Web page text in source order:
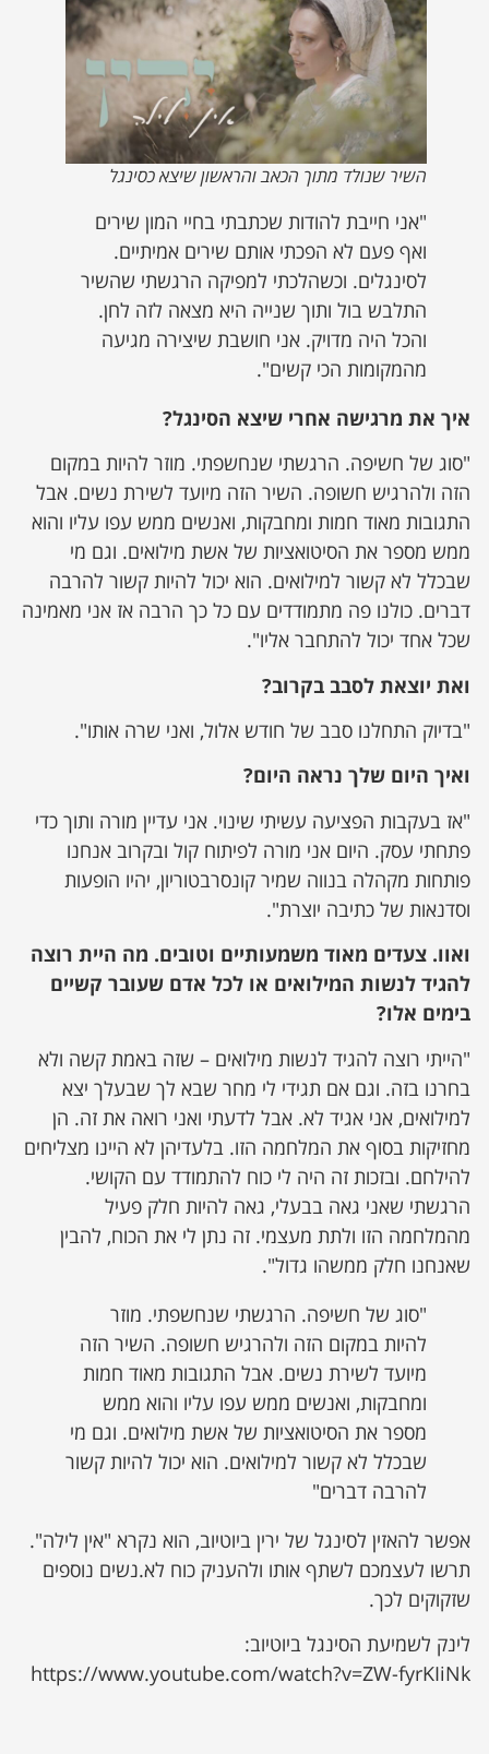
השיר שנולד מתוך הכאב והראשון שיצא כסינגל
"אני חייבת להודות שכתבתי בחיי המון שירים
ואף פעם לא הפכתי אותם שירים אמיתיים.
לסינגלים. וכשהלכתי למפיקה הרגשתי שהשיר
התלבש בול ותוך שנייה היא מצאה לזה לחן.
והכל היה מדויק. אני חושבת שיצירה מגיעה
מהמקומות הכי קשים".
איך את מרגישה אחרי שיצא הסינגל?
"סוג של חשיפה. הרגשתי שנחשפתי. מוזר להיות במקום
הזה ולהרגיש חשופה. השיר הזה מיועד לשירת נשים. אבל
התגובות מאוד חמות ומחבקות, ואנשים ממש עפו עליו והוא
ממש מספר את הסיטואציות של אשת מילואים. וגם מי
שבכלל לא קשור למילואים. הוא יכול להיות קשור להרבה
דברים. כולנו פה מתמודדים עם כל כך הרבה אז אני מאמינה
שכל אחד יכול להתחבר אליו".
ואת יוצאת לסבב בקרוב?
"בדיוק התחלנו סבב של חודש אלול, ואני שרה אותו".
ואיך היום שלך נראה היום?
"אז בעקבות הפציעה עשיתי שינוי. אני עדיין מורה ותוך כדי
פתחתי עסק. היום אני מורה לפיתוח קול ובקרוב אנחנו
פותחות מקהלה בנווה שמיר קונסרבטוריון, יהיו הופעות
וסדנאות של כתיבה יוצרת".
ואוו. צעדים מאוד משמעותיים וטובים. מה היית רוצה
להגיד לנשות המילואים או לכל אדם שעובר קשיים
בימים אלו?
"הייתי רוצה להגיד לנשות מילואים – שזה באמת קשה ולא
בחרנו בזה. וגם אם תגידי לי מחר שבא לך שבעלך יצא
למילואים, אני אגיד לא. אבל לדעתי ואני רואה את זה. הן
מחזיקות בסוף את המלחמה הזו. בלעדיהן לא היינו מצליחים
להילחם. ובזכות זה היה לי כוח להתמודד עם הקושי.
הרגשתי שאני גאה בבעלי, גאה להיות חלק פעיל
מהמלחמה הזו ולתת מעצמי. זה נתן לי את הכוח, להבין
שאנחנו חלק ממשהו גדול".
"סוג של חשיפה. הרגשתי שנחשפתי. מוזר
להיות במקום הזה ולהרגיש חשופה. השיר הזה
מיועד לשירת נשים. אבל התגובות מאוד חמות
ומחבקות, ואנשים ממש עפו עליו והוא ממש
מספר את הסיטואציות של אשת מילואים. וגם מי
שבכלל לא קשור למילואים. הוא יכול להיות קשור
להרבה דברים"
אפשר להאזין לסינגל של ירין ביוטיוב, הוא נקרא "אין לילה".
תרשו לעצמכם לשתף אותו ולהעניק כוח לא.נשים נוספים
שזקוקים לכך.
לינק לשמיעת הסינגל ביוטיוב:
https://www.youtube.com/watch?v=ZW-fyrKIiNk